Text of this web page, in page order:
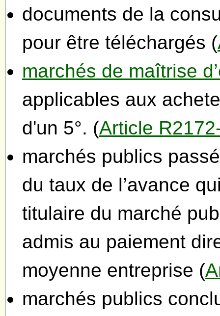
documents de la
pour être téléchargés (
marchés de maîtrise
applicables aux
d'un 5°. (Article
marchés publics
du taux de l’avance
titulaire du marché
admis au paiement
moyenne entreprise (
marchés publics